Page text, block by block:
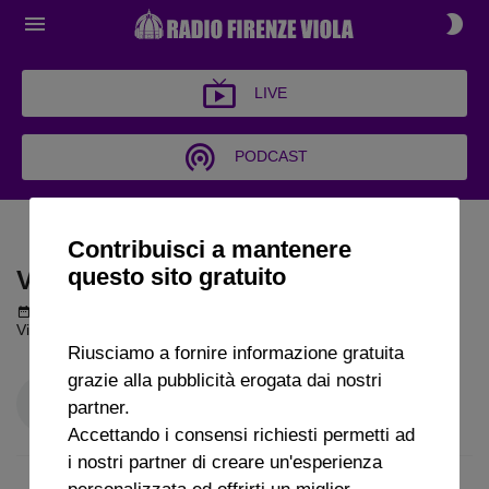
LIVE
PODCAST
VIOLA WEEKEND
VIOLA WEEKEND
Viola Weekend puntata del 15 03 2025
Contribuisci a mantenere
questo sito gratuito
Riusciamo a fornire informazione gratuita
grazie alla pubblicità erogata dai nostri
partner.
Accettando i consensi richiesti permetti ad
i nostri partner di creare un'esperienza